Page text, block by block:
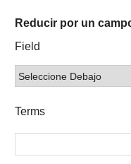
of
rows
in
por
un
campo
Reducir por un
Campo
búsqueda
Tipo
búsqueda
Términos
búsqueda
Ensamblador
Búsqueda
Field
Terms